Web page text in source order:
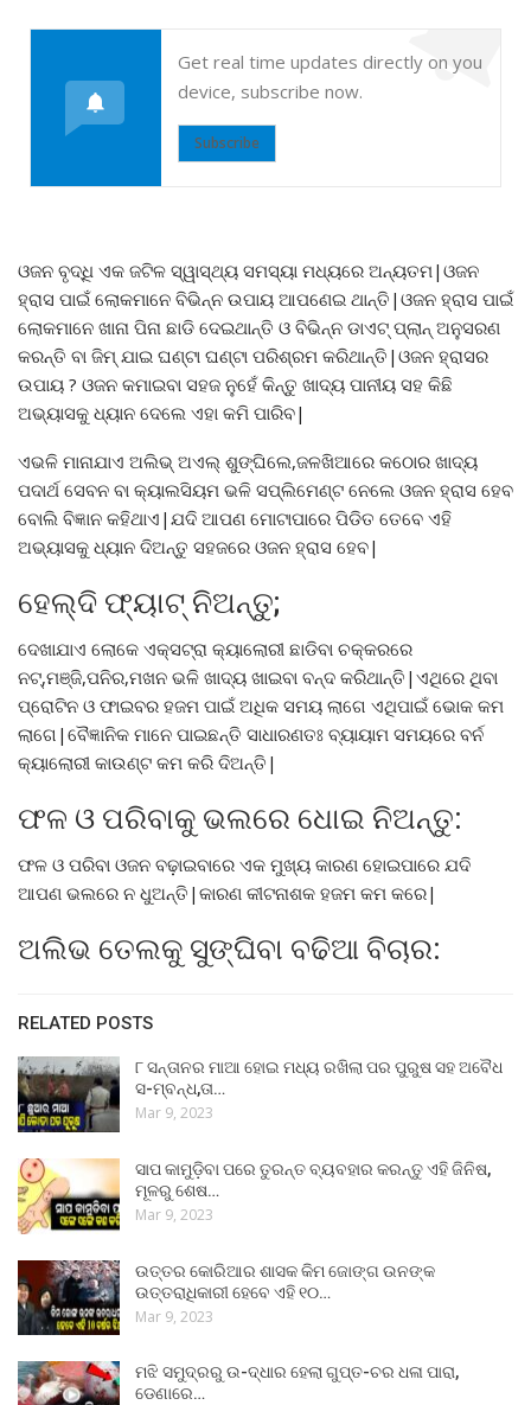
Get real time updates directly on you
device, subscribe now.
Subscribe
ଓଜନ ବୃଦ୍ଧି ଏକ ଜଟିଳ ସ୍ୱାସ୍ଥ୍ୟ ସମସ୍ୟା ମଧ୍ୟରେ ଅନ୍ୟତମ|ଓଜନ
ହ୍ରାସ ପାଇଁ ଲୋକମାନେ ବିଭିନ୍ନ ଉପାୟ ଆପଣେଇ ଥାନ୍ତି|ଓଜନ ହ୍ରାସ ପାଇଁ
ଲୋକମାନେ ଖାନା ପିନା ଛାଡି ଦେଇଥାନ୍ତି ଓ ବିଭିନ୍ନ ଡାଏଟ୍ ପ୍ଲାନ୍ ଅନୁସରଣ
କରନ୍ତି ବା ଜିମ୍ ଯାଇ ଘଣ୍ଟା ଘଣ୍ଟା ପରିଶ୍ରମ କରିଥାନ୍ତି|ଓଜନ ହ୍ରାସର
ଉପାୟ ? ଓଜନ କମାଇବା ସହଜ ନୁହେଁ କିନ୍ତୁ ଖାଦ୍ୟ ପାନୀୟ ସହ କିଛି
ଅଭ୍ୟାସକୁ ଧ୍ୟାନ ଦେଲେ ଏହା କମି ପାରିବ|
ଏଭଳି ମାନାଯାଏ ଅଲିଭ୍ ଅଏଲ୍ ଶୁଙ୍ଘିଲେ,ଜଳଖିଆରେ କଠୋର ଖାଦ୍ୟ
ପଦାର୍ଥ ସେବନ ବା କ୍ୟାଲସିୟମ ଭଳି ସପ୍ଲିମେଣ୍ଟ ନେଲେ ଓଜନ ହ୍ରାସ ହେବ
ବୋଲି ବିଜ୍ଞାନ କହିଥାଏ|ଯଦି ଆପଣ ମୋଟାପାରେ ପିଡିତ ତେବେ ଏହି
ଅଭ୍ୟାସକୁ ଧ୍ୟାନ ଦିଅନ୍ତୁ ସହଜରେ ଓଜନ ହ୍ରାସ ହେବ|
ହେଲ୍ଦି ଫ୍ୟାଟ୍ ନିଅନ୍ତୁ;
ଦେଖାଯାଏ ଲୋକେ ଏକ୍ସଟ୍ରା କ୍ୟାଲୋରୀ ଛାଡିବା ଚକ୍କରରେ
ନଟ୍,ମଞ୍ଜି,ପନିର,ମଖନ ଭଳି ଖାଦ୍ୟ ଖାଇବା ବନ୍ଦ କରିଥାନ୍ତି|ଏଥିରେ ଥିବା
ପ୍ରୋଟିନ ଓ ଫାଇବର ହଜମ ପାଇଁ ଅଧିକ ସମୟ ଲାଗେ ଏଥିପାଇଁ ଭୋକ କମ
ଲାଗେ|ବୈଜ୍ଞାନିକ ମାନେ ପାଇଛନ୍ତି ସାଧାରଣତଃ ବ୍ୟାୟାମ ସମୟରେ ବର୍ନ
କ୍ୟାଲୋରୀ କାଉଣ୍ଟ କମ କରି ଦିଅନ୍ତି|
ଫଳ ଓ ପରିବାକୁ ଭଲରେ ଧୋଇ ନିଅନ୍ତୁ:
ଫଳ ଓ ପରିବା ଓଜନ ବଢ଼ାଇବାରେ ଏକ ମୁଖ୍ୟ କାରଣ ହୋଇପାରେ ଯଦି
ଆପଣ ଭଲରେ ନ ଧୁଅନ୍ତି|କାରଣ କୀଟନାଶକ ହଜମ କମ କରେ|
ଅଲିଭ ତେଲକୁ ସୁଙ୍ଘିବା ବଢିଆ ବିଚାର:
RELATED POSTS
୮ ସନ୍ତାନର ମାଆ ହୋଇ ମଧ୍ୟ ରଖିଲା ପର ପୁରୁଷ ସହ ଅବୈଧ
ସ-ମ୍ବନ୍ଧ,ତା…
Mar 9, 2023
ସାପ କାମୁଡ଼ିବା ପରେ ତୁରନ୍ତ ବ୍ୟବହାର କରନ୍ତୁ ଏହି ଜିନିଷ,
ମୂଳରୁ ଶେଷ…
Mar 9, 2023
ଉତ୍ତର କୋରିଆର ଶାସକ କିମ ଜୋଙ୍ଗ ଉନଙ୍କ
ଉତ୍ତରାଧିକାରୀ ହେବେ ଏହି ୧୦…
Mar 9, 2023
ମଝି ସମୁଦ୍ରରୁ ଉ-ଦ୍ଧାର ହେଲା ଗୁପ୍ତ-ଚର ଧଳା ପାରା,
ଡେଣାରେ…